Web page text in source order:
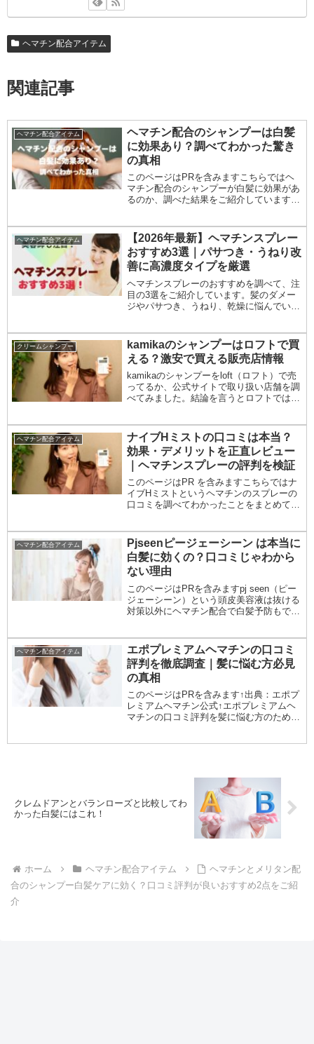
ヘマチン配合アイテム
関連記事
ヘマチン配合アイテム
ヘマチン配合のシャンプーは白髪
に効果あり？調べてわかった驚き
の真相
このページはPRを含みますこちらではヘ
マチン配合のシャンプーが白髪に効果があ
るのか、調べた結果をご紹介しています！
い改善できる？と思ってるなら読み進めて
いただけると...
ヘマチン配合アイテム
【2026年最新】ヘマチンスプレー
おすすめ3選｜パサつき・うねり改
善に高濃度タイプを厳選
ヘマチンスプレーのおすすめを調べて、注
目の3選をご紹介しています。髪のダメー
ジやパサつき、うねり、乾燥に悩んでいる
クリームシャンプー
kamikaのシャンプーはロフトで買
える？激安で買える販売店情報
kamikaのシャンプーをloft（ロフト）で売
ってるか、公式サイトで取り扱い店舗を調
べてみました。結論を言うとロフトでは扱
りません。初めての購入は初回限定、約
69％OFFのKAMIKA公式HPの【美髪チャ
レンジコース、ヘッドスパセット】。
ヘマチン配合アイテム
ナイブHミストの口コミは本当？
効果・デメリットを正直レビュー
｜ヘマチンスプレーの評判を検証
このページはPR を含みますこちらではナ
イブHミストというヘマチンのスプレーの
口コミを調べてわかったことをまとめてま
なくなる」「ツルツルになる」以上の意見
が見つかり...
ヘマチン配合アイテム
Pjseenピージェーシーン は本当に
白髪に効くの？口コミじゃわから
ない理由
このページはPRを含みますpj seen（ピー
ジェーシーン）という頭皮美容液は抜ける
対策以外にヘマチン配合で白髪予防もでき
に白髪に効くのか調べてわかったことを紹
介。...
ヘマチン配合アイテム
エポプレミアムヘマチンの口コミ
評判を徹底調査｜髪に悩む方必見
の真相
このページはPRを含みます↑出典：エポプ
レミアムヘマチン公式↑エポプレミアムヘ
マチンの口コミ評判を髪に悩む方のために
クレムドアンとバランローズと比較してわ
かった白髪にはこれ！
ホーム ヘマチン配合アイテム
ヘマチンとメリタン配
合のシャンプー白髪ケアに効く？口コミ評判が良いおすすめ2点をご紹
介